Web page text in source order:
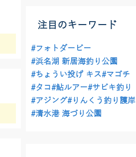
注目のキーワード
#フォトダービー
#浜名湖 新居海釣り公園
#ちょうい投げ キス#マゴチ
#タコ#鮎ルアー#サビキ釣り
#アジング#りんくう釣り護岸
#清水港 海づり公園